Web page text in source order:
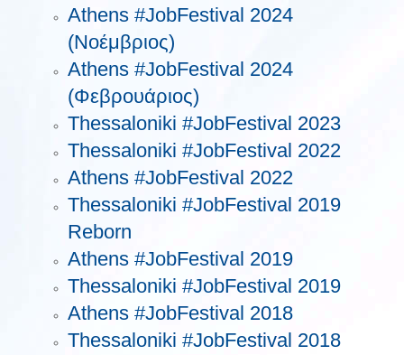
Athens #JobFestival 2024
(Νοέμβριος)
Athens #JobFestival 2024
(Φεβρουάριος)
Thessaloniki #JobFestival 2023
Thessaloniki #JobFestival 2022
Athens #JobFestival 2022
Thessaloniki #JobFestival 2019
Reborn
Athens #JobFestival 2019
Thessaloniki #JobFestival 2019
Athens #JobFestival 2018
Thessaloniki #JobFestival 2018